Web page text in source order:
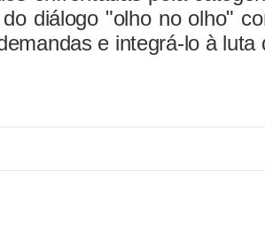
diálogo "olho no olho"
e integrá-lo à